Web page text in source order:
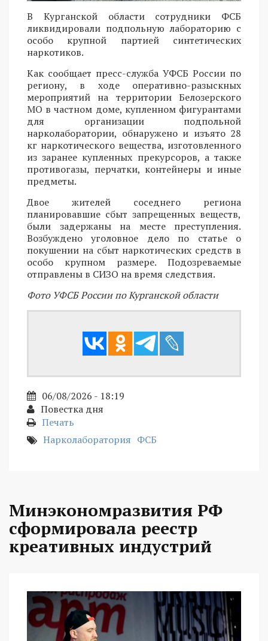
В Курганской области сотрудники ФСБ
ликвидировали подпольную лабораторию с
особо крупной партией синтетических
наркотиков.
Как сообщает пресс-служба УФСБ России по
региону, в ходе оперативно-разыскных
мероприятий на территории Белозерского
МО в частном доме, купленном фигурантами
для организации подпольной
нарколаборатории, обнаружено и изъято 28
кг наркотического вещества, изготовленного
из заранее купленных прекурсоров, а также
противогазы, перчатки, контейнеры и иные
предметы.
Двое жителей соседнего региона
планировавшие сбыт запрещенных веществ,
были задержаны на месте преступления.
Возбуждено уголовное дело по статье о
покушении на сбыт наркотических средств в
особо крупном размере. Подозреваемые
отправлены в СИЗО на время следствия.
Фото УФСБ России по Курганской области
06/08/2026 - 18:19
Повестка дня
Печать
Нарколаборатория ФСБ
Минэкономразвития РФ
сформировала реестр
креативных индустрий